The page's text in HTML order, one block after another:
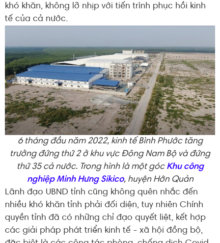
khó khăn, không lỡ nhịp với tiến trình phục hồi kinh
tế của cả nước.
6 tháng đầu năm 2022, kinh tế Bình Phước tăng
trưởng đứng thứ 2 ở khu vực Đông Nam Bộ và đứng
thứ 35 cả nước. Trong hình là một góc Khu công
nghiệp Minh Hưng Sikico, huyện Hớn Quản
Lãnh đạo UBND tỉnh cũng không quên nhắc đến
nhiều khó khăn tỉnh phải đối diện, tuy nhiên Chính
quyền tỉnh đã có những chỉ đạo quyết liệt, kết hợp
các giải pháp phát triển kinh tế - xã hội đồng bộ,